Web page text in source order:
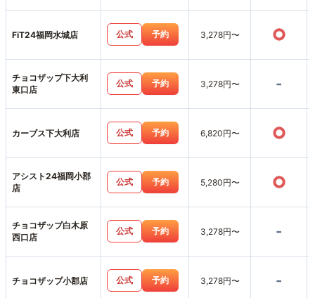
FiT24福岡水城店 公式 予約 3,278円〜 ○
チョコザップ下大利
東口店
公式 予約 3,278円〜 -
カーブス下大利店 公式 予約 6,820円〜 ○
アシスト24福岡小郡
店
公式 予約 5,280円〜 ○
チョコザップ白木原
西口店
公式 予約 3,278円〜 -
チョコザップ小郡店 公式 予約 3,278円〜 -